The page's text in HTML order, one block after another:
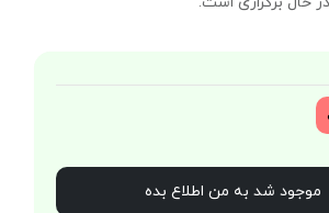
موجود شد به من اطلاع بده